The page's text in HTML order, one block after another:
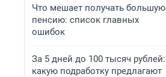
Что мешает получать большую
пенсию: список главных
ошибок
За 5 дней до 100 тысяч рублей:
какую подработку предлагают